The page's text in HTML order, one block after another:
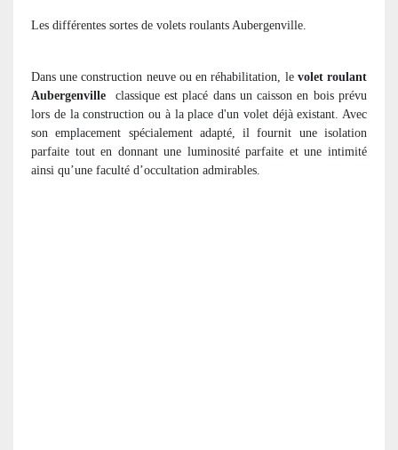
Les différentes sortes de volets roulants Aubergenville.
Dans une construction neuve ou en réhabilitation, le volet roulant
Aubergenville
classique est placé dans un caisson en bois prévu
lors de la construction ou à la place d'un volet déjà existant. Avec
son emplacement spécialement adapté, il fournit une isolation
parfaite tout en donnant une luminosité parfaite et une intimité
ainsi qu’une faculté d’occultation admirables.